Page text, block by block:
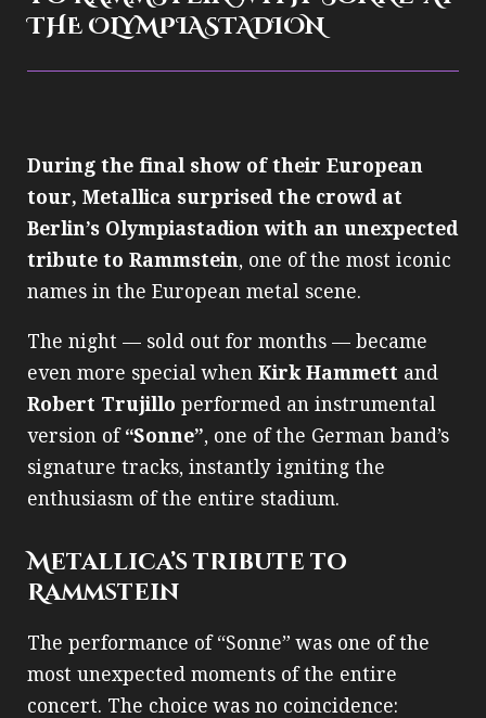
THE OLYMPIASTADION
During the final show of their European
tour, Metallica surprised the crowd at
Berlin’s Olympiastadion with an unexpected
tribute to Rammstein, one of the most iconic
names in the European metal scene.
The night — sold out for months — became
even more special when Kirk Hammett and
Robert Trujillo performed an instrumental
version of “Sonne”, one of the German band’s
signature tracks, instantly igniting the
enthusiasm of the entire stadium.
Metallica’s tribute to
Rammstein
The performance of “Sonne” was one of the
most unexpected moments of the entire
concert. The choice was no coincidence: